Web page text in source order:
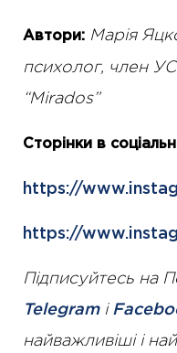
Автори: Марія
психолог, член
“Mirados”
Сторінки в
https://
https://
Підписуйтесь на
Telegramі
найважливіші і